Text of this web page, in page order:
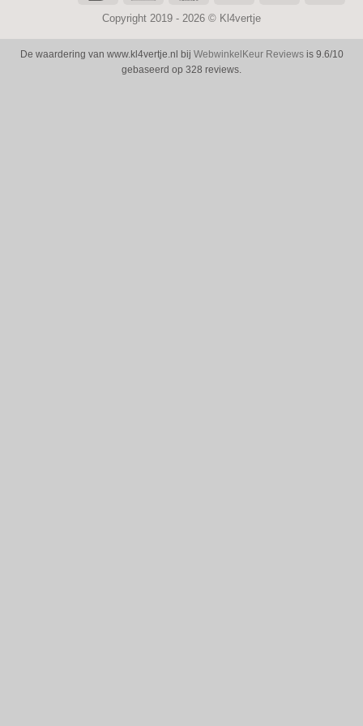
Copyright 2019 - 2026 © Kl4vertje
De waardering van www.kl4vertje.nl bij WebwinkelKeur Reviewsis 9.6/10
gebaseerd op 328 reviews.